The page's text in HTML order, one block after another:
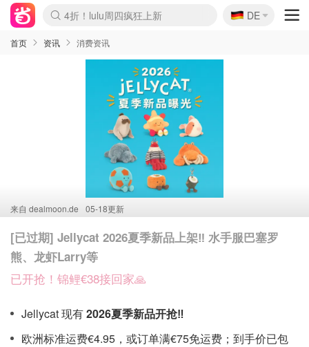
Boticinal 夏促开抢！
4折！lulu周四疯狂上新
还没结束！&OtherStories大促
Joybuy变相75折 随时失效
速领！Stanley独家85折
疑似霸哥！Camper额外叠85折
Zalando 奥莱闪促！每日更新
Moncler反季囤！5折起+叠9折
Coach Brooklyn仅€192
🇩🇪
DE
首页 资讯 消费资讯
来自 dealmoon.de 05-18更新
[已过期] Jellycat 2026夏季新品上架‼️ 水手服巴塞罗
熊、龙虾Larry等
已开抢！锦鲤€38接回家🙏
Jellycat 现有2026夏季新品开抢‼️
欧洲标准运费€4.95，或订单满€75免运费；到手价已包